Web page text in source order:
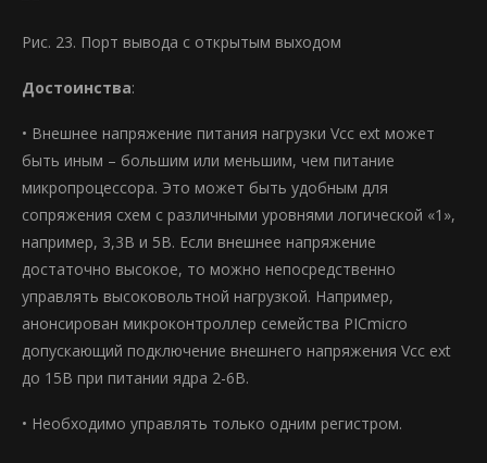
Рис. 23. Порт вывода с открытым выходом
Достоинства:
• Внешнее напряжение питания нагрузки Vcc ext может
быть иным – большим или меньшим, чем питание
микропроцессора. Это может быть удобным для
сопряжения схем с различными уровнями логической «1»,
например, 3,3В и 5В. Если внешнее напряжение
достаточно высокое, то можно непосредственно
управлять высоковольтной нагрузкой. Например,
анонсирован микроконтроллер семейства PICmicro
допускающий подключение внешнего напряжения Vcc ext
до 15В при питании ядра 2-6В.
• Необходимо управлять только одним регистром.